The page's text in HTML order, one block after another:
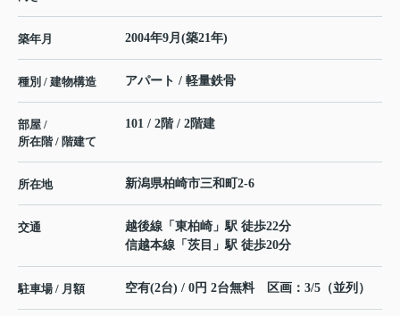
築年月 2004年9月(築21年)
種別 / 建物構造 アパート / 軽量鉄骨
部屋 /
所在階 / 階建て
101 / 2階 / 2階建
所在地 新潟県柏崎市三和町2-6
交通 越後線 「東柏崎 」駅 徒歩22分
信越本線 「茨目 」駅 徒歩20分
駐車場 / 月額 空有(2台) / 0円 2台無料 区画：3/5（並列）